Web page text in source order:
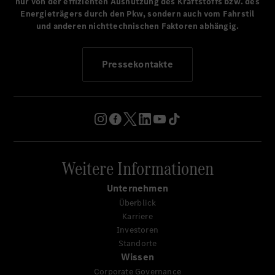
Energieinhalt der Batterie konnte um 25% gesteigert
werden, dabei ist das Gewicht und die Größe der Batterie
vergleichbar zu der Standard-Batterie eines EQS. Weitere
Gewichts- und Energieeffizienz wird durch eine passive
Energieträgers durch den Pkw, sondern auch vom Fahrstil
und anderen nichttechnischen Faktoren abhängig.
Pressekontakte
Weitere Informationen
Unternehmen
Überblick
Karriere
Investoren
Standorte
Wissen
Corporate Governance